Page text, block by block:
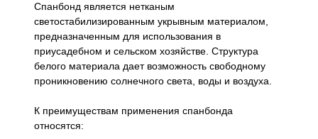
Спанбонд является нетканым
светостабилизированным укрывным материалом,
предназначенным для использования в
приусадебном и сельском хозяйстве. Структура
белого материала дает возможность свободному
проникновению солнечного света, воды и воздуха.
К преимуществам применения спанбонда
относятся: